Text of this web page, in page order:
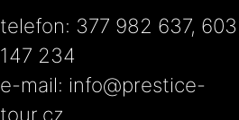
telefon: 377 982 637, 603
147 234
e-mail: info@prestice-
tour.cz